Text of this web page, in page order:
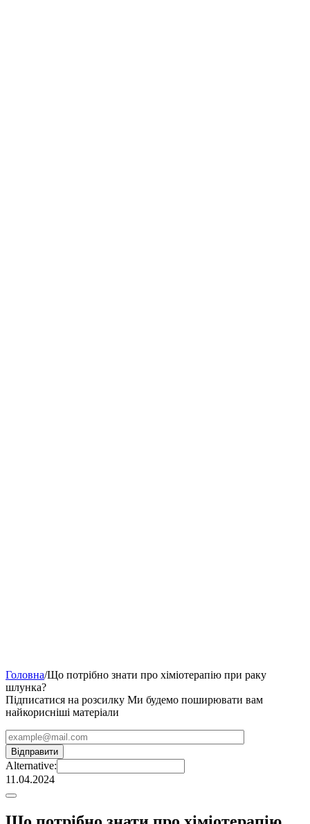
Головна/Що потрібно знати про хіміотерапію при раку
шлунка?
Підписатися на розсилку Ми будемо поширювати вам
найкорисніші матеріали
Alternative:
11.04.2024